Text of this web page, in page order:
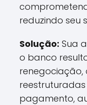
reduzindo seu
Solução: Sua
o banco
pagamento,